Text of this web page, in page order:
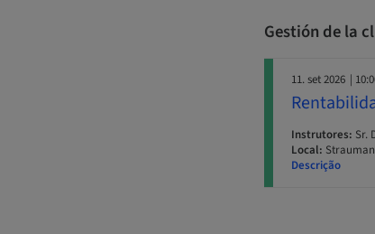
Gestión de la
11. set 2026 |
Instrutores: Sr.
Local:
Descrição